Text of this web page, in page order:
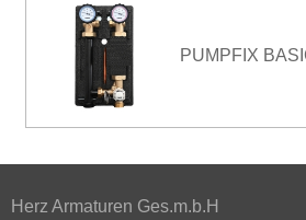
PUMPFIX
Herz Armaturen Ges.m.b.H